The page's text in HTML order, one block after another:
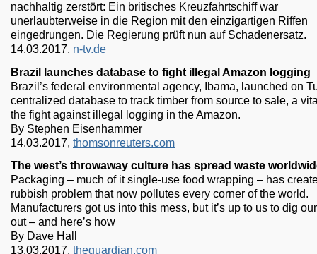
nachhaltig zerstört: Ein britisches Kreuzfahrtschiff war
unerlaubterweise in die Region mit den einzigartigen Riffen
eingedrungen. Die Regierung prüft nun auf Schadenersatz.
14.03.2017, n-tv.de
Brazil launches database to fight illegal Amazon logging
Brazil’s federal environmental agency, Ibama, launched on
centralized database to track timber from source to sale, a
the fight against illegal logging in the Amazon.
By Stephen Eisenhammer
14.03.2017, thomsonreuters.com
The west’s throwaway culture has spread waste
Packaging – much of it single-use food wrapping – has
rubbish problem that now pollutes every corner of the world.
Manufacturers got us into this mess, but it’s up to us to dig
out – and here’s how
By Dave Hall
13.03.2017, theguardian.com